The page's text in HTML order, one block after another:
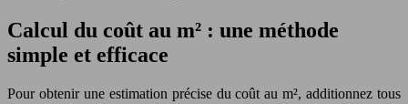
Calcul du coût au m² : une méthode
simple et efficace
Pour obtenir une estimation précise du coût au m², additionnez tous